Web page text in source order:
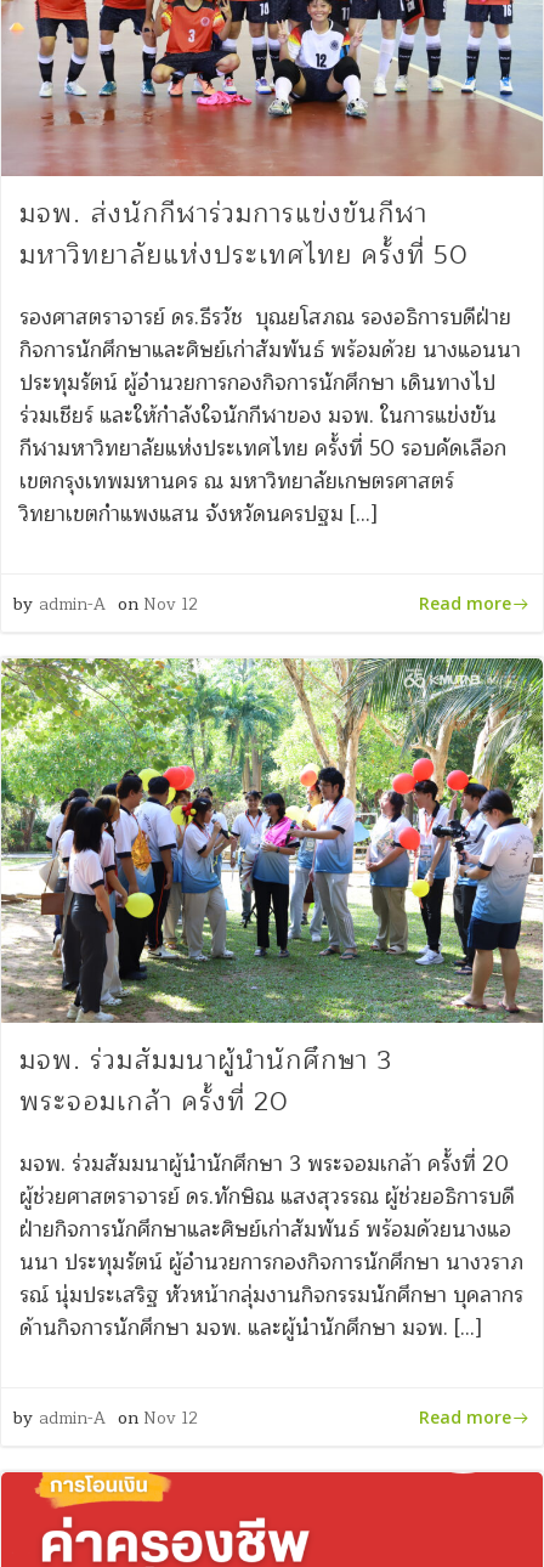
มจพ. ส่งนักกีฬาร่วมการแข่งขันกีฬา
มหาวิทยาลัยแห่งประเทศไทย ครั้งที่ 50
รองศาสตราจารย์ ดร.ธีรวัช บุณยโสภณ รองอธิการบดีฝ่าย
กิจการนักศึกษาและศิษย์เก่าสัมพันธ์ พร้อมด้วย นางแอนนา
ประทุมรัตน์ ผู้อำนวยการกองกิจการนักศึกษา เดินทางไป
ร่วมเชียร์ และให้กำลังใจนักกีฬาของ มจพ. ในการแข่งขัน
กีฬามหาวิทยาลัยแห่งประเทศไทย ครั้งที่ 50 รอบคัดเลือก
เขตกรุงเทพมหานคร ณ มหาวิทยาลัยเกษตรศาสตร์
วิทยาเขตกำแพงแสน จังหวัดนครปฐม […]
by admin-A on Nov 12 Read more
มจพ. ร่วมสัมมนาผู้นำนักศึกษา 3
พระจอมเกล้า ครั้งที่ 20
มจพ. ร่วมสัมมนาผู้นำนักศึกษา 3 พระจอมเกล้า ครั้งที่ 20
ผู้ช่วยศาสตราจารย์ ดร.ทักษิณ แสงสุวรรณ ผู้ช่วยอธิการบดี
ฝ่ายกิจการนักศึกษาและศิษย์เก่าสัมพันธ์ พร้อมด้วยนางแอ
นนา ประทุมรัตน์ ผู้อำนวยการกองกิจการนักศึกษา นางวราภ
รณ์ นุ่มประเสริฐ หัวหน้ากลุ่มงานกิจกรรมนักศึกษา บุคลากร
ด้านกิจการนักศึกษา มจพ. และผู้นำนักศึกษา มจพ. […]
by admin-A on Nov 12 Read more